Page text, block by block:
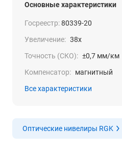
Основные характеристики
Госреестр:80339-20
Увеличение: 38x
Точность (СКО): ±0,7 мм/км
Компенсатор: магнитный
Все характеристики
Оптические нивелиры RGK